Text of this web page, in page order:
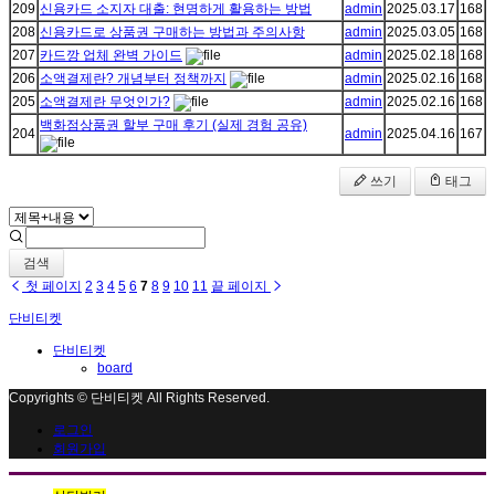
209 신용카드 소지자 대출: 현명하게 활용하는 방법 admin 2025.03.17 168
208 신용카드로 상품권 구매하는 방법과 주의사항 admin 2025.03.05 168
207 카드깡 업체 완벽 가이드 admin 2025.02.18 168
206 소액결제란? 개념부터 정책까지 admin 2025.02.16 168
205 소액결제란 무엇인가? admin 2025.02.16 168
204
백화점상품권 할부 구매 후기 (실제 경험 공유)
admin 2025.04.16 167
쓰기 태그
검색
첫 페이지 2 3 4 5 6 7 8 9 10 11 끝 페이지
단비티켓
단비티켓
board
Copyrights © 단비티켓 All Rights Reserved.
로그인
회원가입